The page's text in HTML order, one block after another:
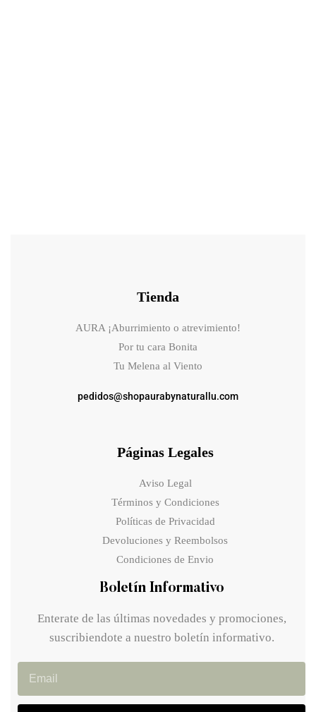
Tienda
AURA ¡Aburrimiento o atrevimiento!
Por tu cara Bonita
Tu Melena al Viento
pedidos@shopaurabynaturallu.com
Páginas Legales
Aviso Legal
Términos y Condiciones
Políticas de Privacidad
Devoluciones y Reembolsos
Condiciones de Envio
Boletín Informativo
Enterate de las últimas novedades y promociones,
suscribiendote a nuestro boletín informativo.